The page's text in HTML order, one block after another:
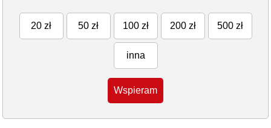
20 zł 50 zł 100 zł 200 zł 500 zł
inna
Wspieram